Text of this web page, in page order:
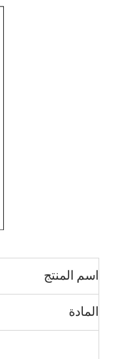
اسم المنتج
المادة